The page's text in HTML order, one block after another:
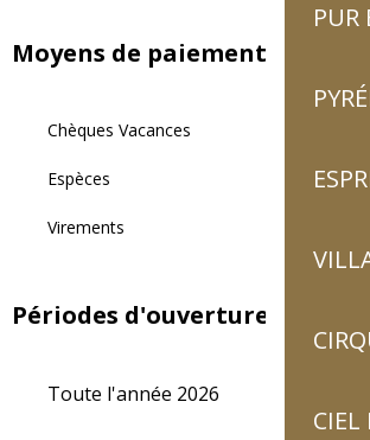
PUR
Moyens de paiement
Chèques Vacances
Espèces
Virements
Périodes d'ouverture
Toute l'année 2026